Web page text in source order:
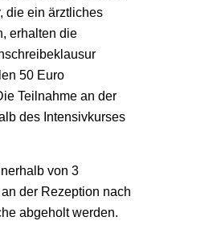
die ein ärztliches
erhalten die
50 Euro
Teilnahme an der
des Intensivkurses
von 3
der Rezeption nach
abgeholt werden.